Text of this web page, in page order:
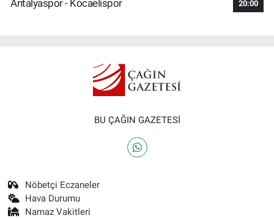
Antalyaspor - Kocaelispor 20:00
BU ÇAĞIN GAZETESİ
Nöbetçi Eczaneler
Hava Durumu
Namaz Vakitleri